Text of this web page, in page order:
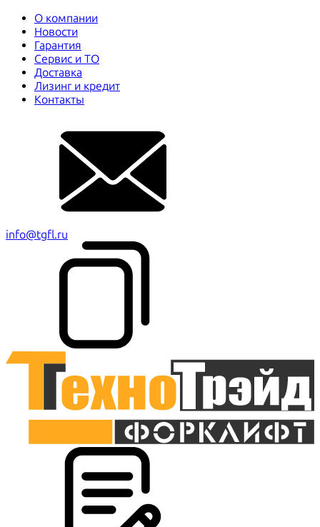
О компании
Новости
Гарантия
Сервис и ТО
Доставка
Лизинг и кредит
Контакты
info@tgfl.ru